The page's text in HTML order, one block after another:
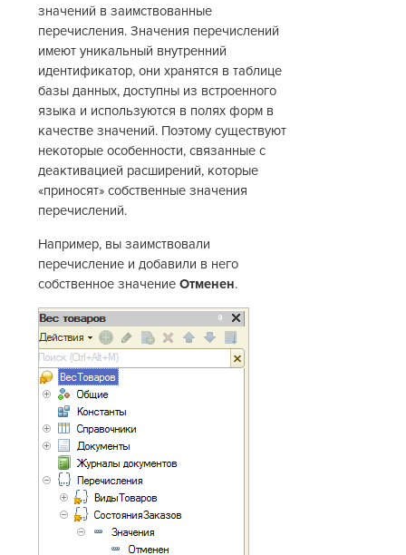
значений в заимствованные
перечисления. Значения перечислений
имеют уникальный внутренний
идентификатор, они хранятся в таблице
базы данных, доступны из встроенного
языка и используются в полях форм в
качестве значений. Поэтому существуют
некоторые особенности, связанные с
деактивацией расширений, которые
«приносят» собственные значения
перечислений.
Например, вы заимствовали
перечисление и добавили в него
собственное значениеОтменен.